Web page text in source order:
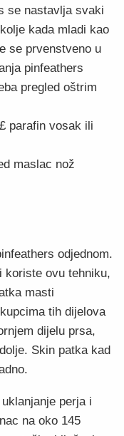
se nastavlja svaki
kada mladi kao
se prvenstveno u
pinfeathers
pregled oštrim
parafin vosak ili
maslac nož
odjednom.
koriste ovu tehniku,
masti
tih dijelova
dijelu prsa,
Skin patka kad
perja i
na oko 145